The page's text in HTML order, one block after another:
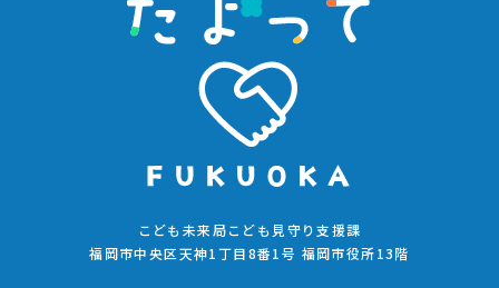
こども未来局こども見守り支援課
福岡市中央区天神1丁目8番1号 福岡市役所13階